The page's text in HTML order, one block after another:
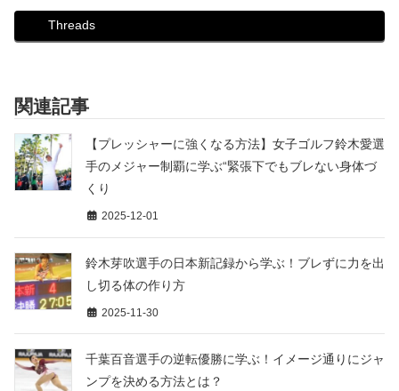
Threads
関連記事
【プレッシャーに強くなる方法】女子ゴルフ鈴木愛選
手のメジャー制覇に学ぶ“緊張下でもブレない身体づ
くり
2025-12-01
鈴木芽吹選手の日本新記録から学ぶ！ブレずに力を出
し切る体の作り方
2025-11-30
千葉百音選手の逆転優勝に学ぶ！イメージ通りにジャ
ンプを決める方法とは？